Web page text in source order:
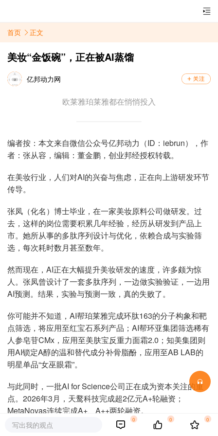
首页 正文
美妆“金饭碗”，正在被AI蒸馏
亿邦动力网
欧莱雅珀莱雅都在悄悄投入
编者按：本文来自微信公众号亿邦动力（ID：iebrun），作
者：张从容，编辑：董金鹏，创业邦经授权转载。
在美妆行业，人们对AI的兴奋与焦虑，正在向上游研发环节
传导。
张凤（化名）博士毕业，在一家美妆原料公司做研发。过
去，这样的岗位需要积累几年经验，经历从研发到产品上
市。她所从事的多肽序列设计与优化，依赖合成与实验筛
选，每次耗时数月甚至数年。
然而现在，AI正在大幅提升美妆研发的速度，许多颇为惊
人。张凤曾设计了一套多肽序列，一边做实验验证，一边用
AI预测。结果，实验与预测一致，真的失败了。
你可能并不知道，AI帮珀莱雅完成环肽163的分子构象和靶
点筛选，将应用至红宝石系列产品；AI帮环亚集团筛选稀有
人参皂苷CMx，应用至美肤宝反重力面霜2.0；知美集团则
用AI锁定A醇的温和替代成分补骨脂酚，应用至AB LAB的
明星单品“女巫眼霜”。
与此同时，一批AI for Science公司正在成为资本关注的重
点。2026年3月，天鹜科技完成超2亿元A+轮融资；
MetaNovas连续完成A+、A++两轮融资。
如果说淘汰客服、设计和营销等是美妆行业掀起的集体“瘦
写出我的观点
0 0 0